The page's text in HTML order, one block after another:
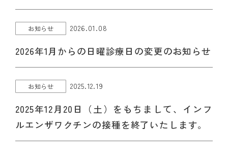
2026年1月からの日曜診療日の変更のお知らせ
お知らせ 2026.01.08
2025年12月20日（土）をもちまして、インフ
ルエンザワクチンの接種を終了いたします。
お知らせ 2025.12.19